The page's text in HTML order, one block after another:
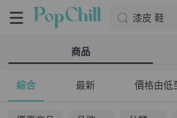
漆皮 鞋
商品
綜合 最新 價格由低